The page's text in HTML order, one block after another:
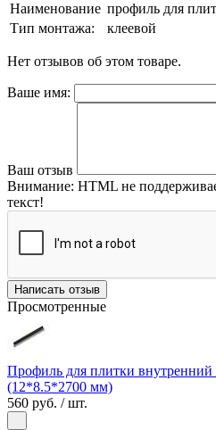
Наименование профиль для
Тип монтажа:
клеевой
Нет отзывов об этом товаре.
Ваше имя:
Ваш отзыв
Внимание: HTML не
текст!
Написать отзыв
Просмотренные
Профиль для плитки
(12*8.5*2700 мм)
560 руб. / шт.